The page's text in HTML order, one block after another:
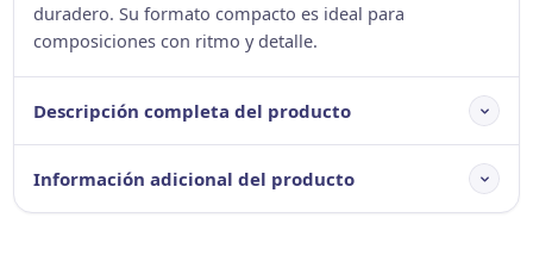
duradero. Su formato compacto es ideal para
composiciones con ritmo y detalle.
Descripción completa del producto
Información adicional del producto